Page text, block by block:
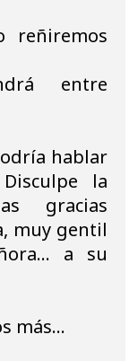
reñiremos
entre
hablar
la
gracias
muy gentil
a su
más...